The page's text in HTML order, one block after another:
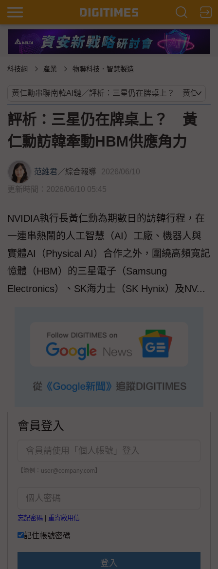
科技網 產業 物聯科技．智慧製造
評析：三星仍在牌桌上？ 黃
仁勳訪韓牽動HBM供應角力
范維君／綜合報導 2026/06/10
更新時間：2026/06/10 05:45
NVIDIA執行長黃仁勳為期數日的訪韓行程，在
一連串熱鬧的人工智慧（AI）工廠、機器人與
實體AI（Physical AI）合作之外，圍繞高頻寬記
憶體（HBM）的三星電子（Samsung
Electronics）、SK海力士（SK Hynix）及NV...
會員登入
【範例：user@company.com】
忘記密碼 重寄啟用信
記住帳號密碼
登入